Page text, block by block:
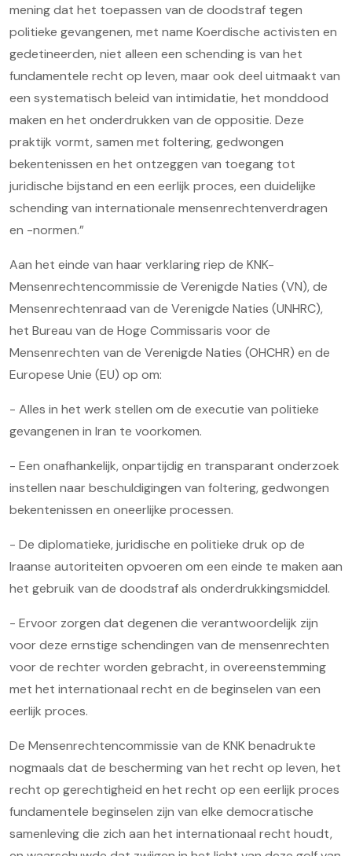
mening dat het toepassen van de doodstraf tegen
politieke gevangenen, met name Koerdische activisten en
gedetineerden, niet alleen een schending is van het
fundamentele recht op leven, maar ook deel uitmaakt van
een systematisch beleid van intimidatie, het monddood
maken en het onderdrukken van de oppositie. Deze
praktijk vormt, samen met foltering, gedwongen
bekentenissen en het ontzeggen van toegang tot
juridische bijstand en een eerlijk proces, een duidelijke
schending van internationale mensenrechtenverdragen
en -normen.”
Aan het einde van haar verklaring riep de KNK-
Mensenrechtencommissie de Verenigde Naties (VN), de
Mensenrechtenraad van de Verenigde Naties (UNHRC),
het Bureau van de Hoge Commissaris voor de
Mensenrechten van de Verenigde Naties (OHCHR) en de
Europese Unie (EU) op om:
- Alles in het werk stellen om de executie van politieke
gevangenen in Iran te voorkomen.
- Een onafhankelijk, onpartijdig en transparant onderzoek
instellen naar beschuldigingen van foltering, gedwongen
bekentenissen en oneerlijke processen.
- De diplomatieke, juridische en politieke druk op de
Iraanse autoriteiten opvoeren om een einde te maken aan
het gebruik van de doodstraf als onderdrukkingsmiddel.
- Ervoor zorgen dat degenen die verantwoordelijk zijn
voor deze ernstige schendingen van de mensenrechten
voor de rechter worden gebracht, in overeenstemming
met het internationaal recht en de beginselen van een
eerlijk proces.
De Mensenrechtencommissie van de KNK benadrukte
nogmaals dat de bescherming van het recht op leven, het
recht op gerechtigheid en het recht op een eerlijk proces
fundamentele beginselen zijn van elke democratische
samenleving die zich aan het internationaal recht houdt,